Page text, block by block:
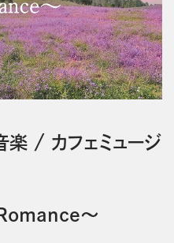
楽/ カフェミュージ
～